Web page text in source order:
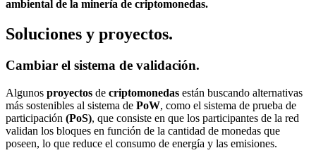
ambiental de la minería de criptomonedas.
Soluciones y proyectos.
Cambiar el sistema de validación.
Algunos proyectos de criptomonedas están buscando alternativas
más sostenibles al sistema de PoW, como el sistema de prueba de
participación (PoS), que consiste en que los participantes de la red
validan los bloques en función de la cantidad de monedas que
poseen, lo que reduce el consumo de energía y las emisiones.